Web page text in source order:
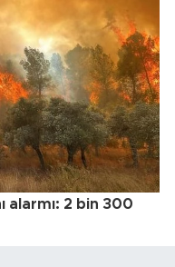
alarmı: 2 bin 300